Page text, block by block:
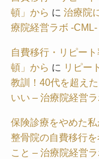
頓」から に 治療院
療院経営ラボ -CML-
自費移行・リピー
頓」から に リピー
教訓！40代を超え
いい – 治療院経営
保険診療をやめた
整骨院の自費移行
こと – 治療院経営